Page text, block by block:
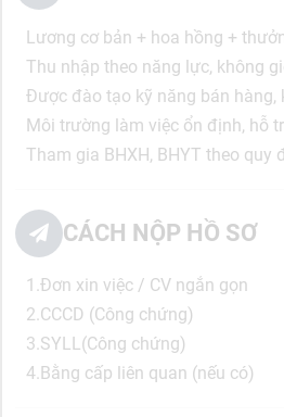
Lương cơ bản + hoa hồng +
Thu nhập theo năng lực, không
Được đào tạo kỹ năng bán hàng,
Môi trường làm việc ổn định, hỗ
Tham gia BHXH, BHYT theo quy
CÁCH NỘP HỒ SƠ
1.Đơn xin việc / CV ngắn gọn
2.CCCD (Công chứng)
3.SYLL(Công chứng)
4.Bằng cấp liên quan (nếu có)